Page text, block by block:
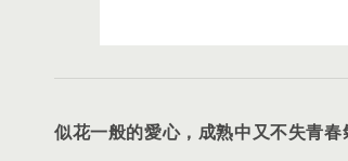
似花一般的愛心，成熟中又不失青